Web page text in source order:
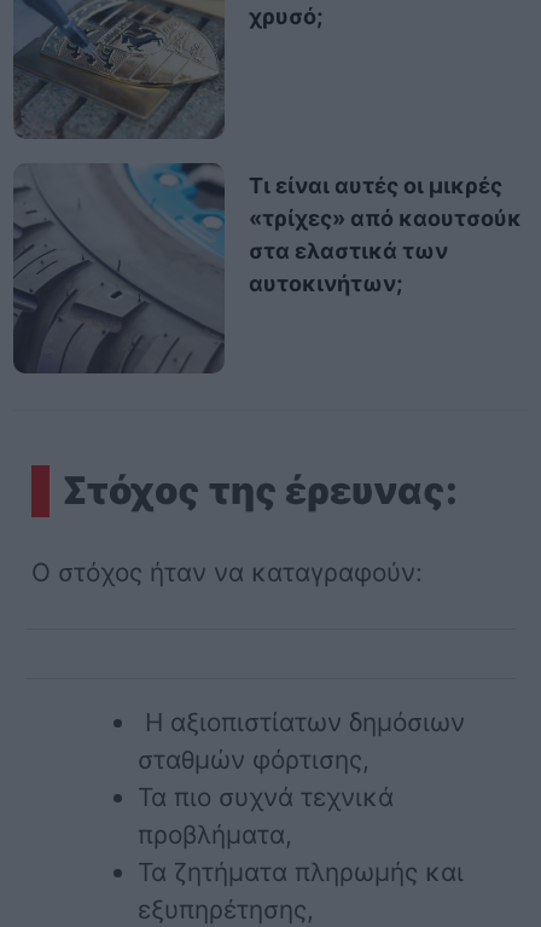
χρυσό;
Τι είναι αυτές οι μικρές
«τρίχες» από καουτσούκ
στα ελαστικά των
αυτοκινήτων;
Στόχος της έρευνας:
Ο στόχος ήταν να καταγραφούν:
Η αξιοπιστίατων δημόσιων
σταθμών φόρτισης,
Τα πιο συχνά τεχνικά
προβλήματα,
Τα ζητήματα πληρωμής και
εξυπηρέτησης,